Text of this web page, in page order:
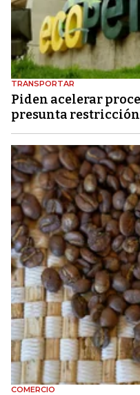
TRANSPORTAR
Piden acelerar
presunta
COMERCIO